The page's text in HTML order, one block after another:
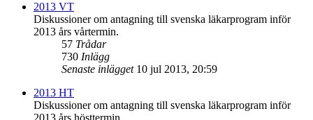
2013 VT
Diskussioner om antagning till svenska läkarprogram inför
2013 års vårtermin.
57 Trådar
730 Inlägg
Senaste inlägget 10 jul 2013, 20:59
2013 HT
Diskussioner om antagning till svenska läkarprogram inför